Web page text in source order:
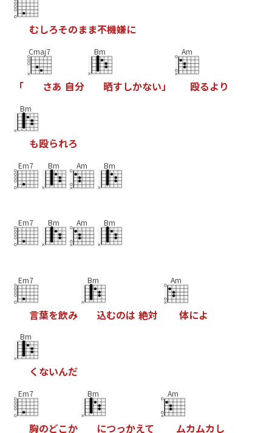
むしろそのまま不機嫌に
「
Cmaj7
さあ 自分
Bm
晒すしかない」
Am
殴るよ り
Bm
も殴られろ
Em7 Bm Am Bm
Em7 Bm Am Bm
Em7
言葉を飲み
Bm
込むのは 絶対
Am
体によ
Bm
く ないんだ
Em7
胸のどこか
Bm
につっかえて
Am
ムカムカ し